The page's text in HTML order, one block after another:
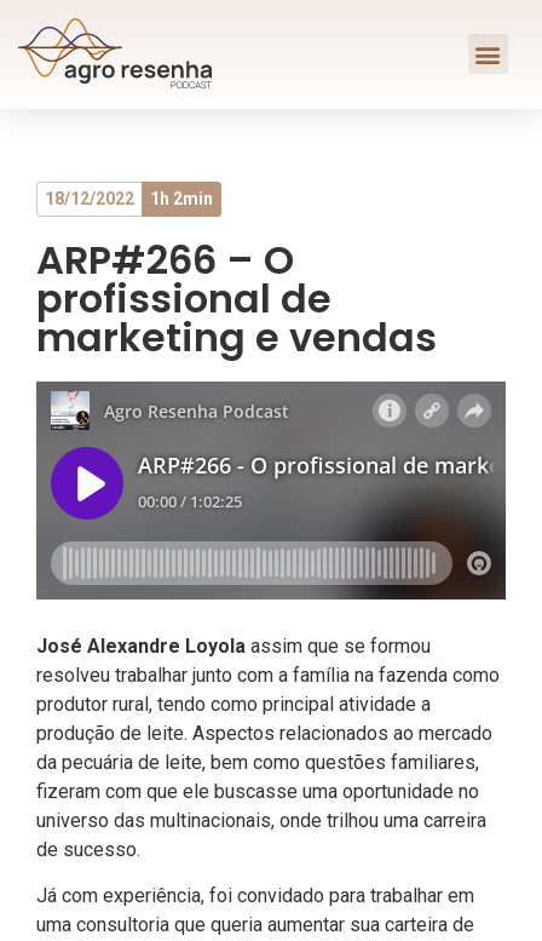
18/12/2022 1h 2min
ARP#266 – O
profissional de
marketing e vendas
José Alexandre Loyola assim que se formou
resolveu trabalhar junto com a família na fazenda como
produtor rural, tendo como principal atividade a
produção de leite. Aspectos relacionados ao mercado
da pecuária de leite, bem como questões familiares,
fizeram com que ele buscasse uma oportunidade no
universo das multinacionais, onde trilhou uma carreira
de sucesso.
Já com experiência, foi convidado para trabalhar em
uma consultoria que queria aumentar sua carteira de